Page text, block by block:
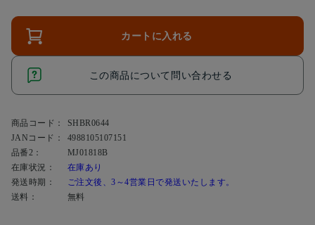
カートに入れる
この商品について問い合わせる
商品コード：
SHBR0644
JANコード：
4988105107151
品番2：
MJ01818B
在庫状況：
在庫あり
発送時期：
ご注文後、3～4営業日で発送いたします。
送料：
無料